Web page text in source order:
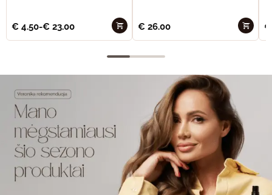
€ 4.50-€ 23.00 € 26.00 €